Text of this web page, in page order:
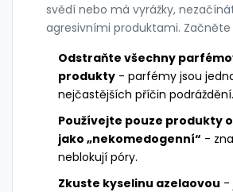
svědí nebo má vyrážky,
agresivními produktami.
Odstraňte všechny
produkty - parfémy jsou
nejčastějších příčin podráždění.
Používejte pouze produkty
jako „nekomedogenní“ -
neblokují póry.
Zkuste kyselinu azelaovou -